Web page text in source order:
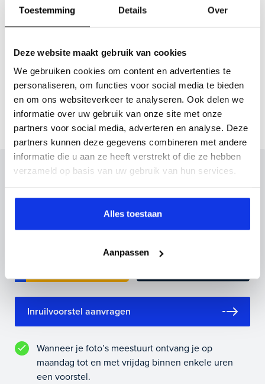
Toestemming Details Over
Deze website maakt gebruik van cookies
We gebruiken cookies om content en advertenties te
personaliseren, om functies voor social media te bieden
en om ons websiteverkeer te analyseren. Ook delen we
informatie over uw gebruik van onze site met onze
partners voor social media, adverteren en analyse. Deze
partners kunnen deze gegevens combineren met andere
informatie die u aan ze heeft verstrekt of die ze hebben
verzameld op basis van uw gebruik van hun services.
Alles toestaan
Aanpassen
Actieradius
Gemmiddeld elektrisch
verbuik
17 kW
Inruilvoorstel op deze auto?
Vul hier je gegevens in en vergeet niet foto's van je
inruilauto mee te sturen.
Inruilvoorstel aanvragen
Wanneer je foto’s meestuurt ontvang je op
maandag tot en met vrijdag binnen enkele uren
een voorstel.